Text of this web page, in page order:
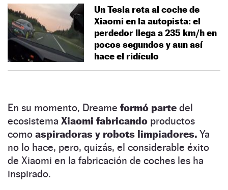
Un Tesla reta al coche de
Xiaomi en la autopista: el
perdedor llega a 235 km/h en
pocos segundos y aun así
hace el ridículo
En su momento, Dreame formó parte del
ecosistema Xiaomi fabricando productos
como aspiradoras y robots limpiadores. Ya
no lo hace, pero, quizás, el considerable éxito
de Xiaomi en la fabricación de coches les ha
inspirado.